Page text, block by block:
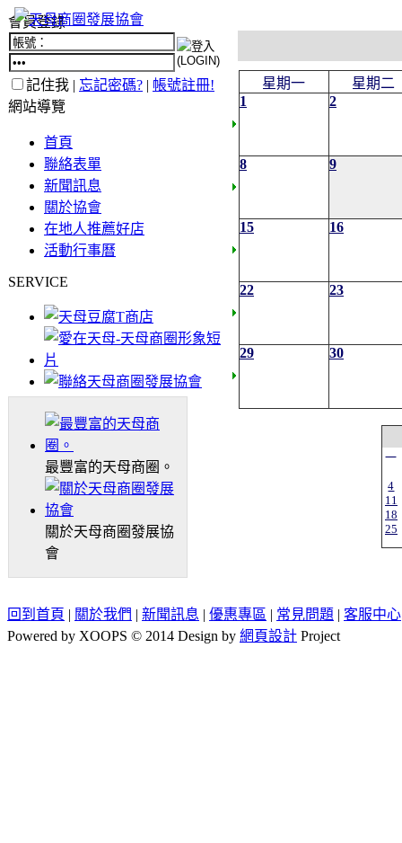
會員登錄
記住我 | 忘記密碼? | 帳號註冊!
網站導覽
首頁
聯絡表單
新聞訊息
關於協會
在地人推薦好店
活動行事曆
SERVICE
最豐富的天母商圈。
關於天母商圈發展協
會
星期一
星期二
1
2
8 9
15 16
22 23
29 30
一
4
11
18
25
回到首頁 | 關於我們 | 新聞訊息 | 優惠專區 | 常見問題 | 客服中心
Powered by XOOPS © 2014 Design by 網頁設計 Project